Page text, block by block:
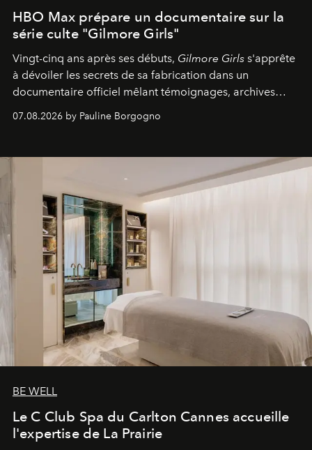
HBO Max prépare un documentaire sur la
série culte "Gilmore Girls"
Vingt-cinq ans après ses débuts, Gilmore Girls s'apprête
à dévoiler les secrets de sa fabrication dans un
documentaire officiel mêlant témoignages, archives
générationnel.
07.08.2026 by Pauline Borgogno
BE WELL
Le C Club Spa du Carlton Cannes accueille
l'expertise de La Prairie